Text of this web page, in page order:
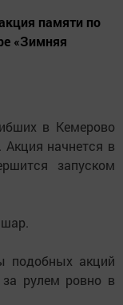
памяти по
«Зимняя
в Кемерово
начнется в
запуском
подобных акций
за рулем ровно в